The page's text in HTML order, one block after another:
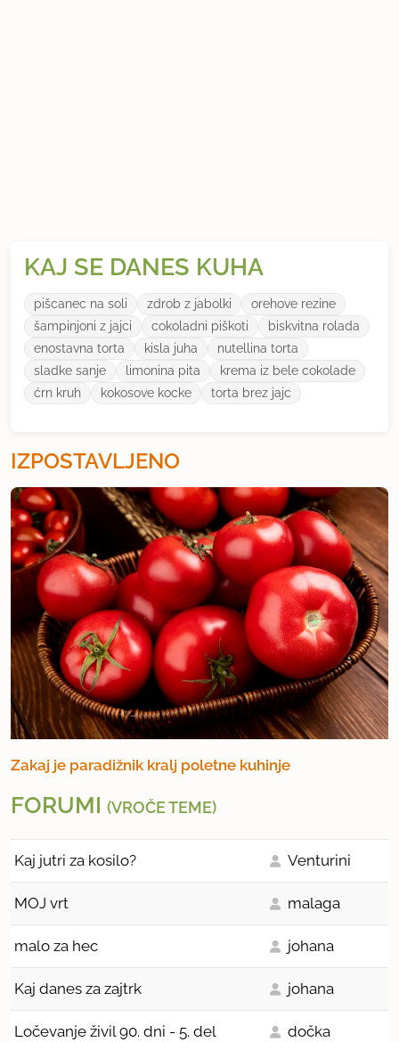
KAJ SE DANES KUHA
pišcanec na soli zdrob z jabolki
orehove rezine
šampinjoni z jajci
cokoladni piškoti
biskvitna rolada
enostavna torta
kisla juha
nutellina torta
sladke sanje
limonina pita
krema iz bele cokolade
ćrn kruh
kokosove kocke torta brez jajc
IZPOSTAVLJENO
Zakaj je paradižnik kralj poletne kuhinje
FORUMI (VROČE TEME)
Kaj jutri za kosilo? Venturini
MOJ vrt malaga
malo za hec johana
Kaj danes za zajtrk johana
Ločevanje živil 90. dni - 5. del dočka